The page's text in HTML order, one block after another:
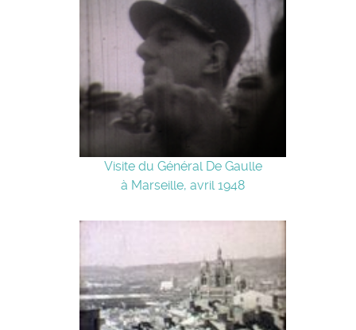
Visite du Général De Gaulle
à Marseille, avril 1948